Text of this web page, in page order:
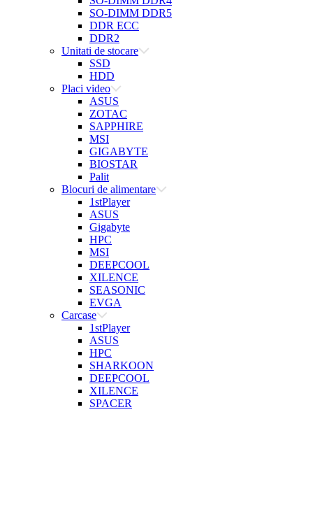
SO-DIMM DDR5
DDR ECC
DDR2
Unitati de stocare
SSD
HDD
Placi video
ASUS
ZOTAC
SAPPHIRE
MSI
GIGABYTE
BIOSTAR
Palit
Blocuri de alimentare
1stPlayer
ASUS
Gigabyte
HPC
MSI
DEEPCOOL
XILENCE
SEASONIC
EVGA
Carcase
1stPlayer
ASUS
HPC
SHARKOON
DEEPCOOL
XILENCE
SPACER